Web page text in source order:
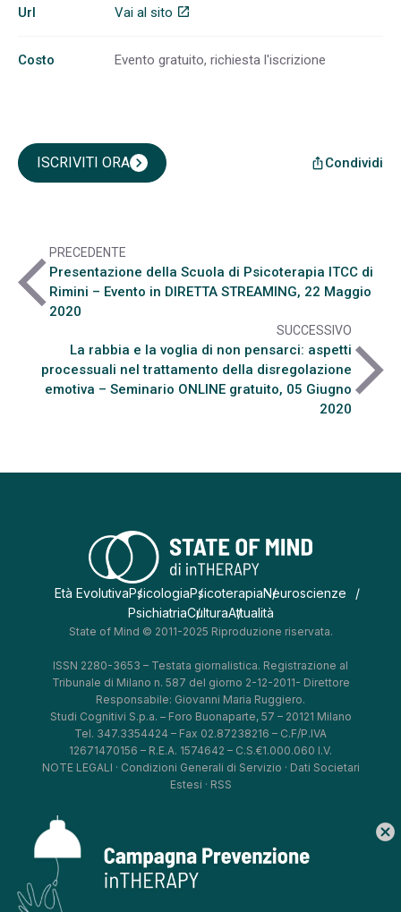
Url Vai al sito open_in_new
Costo Evento gratuito, richiesta l'iscrizione
ISCRIVITI ORAchevron_right ios_shareCondividi
arrow_back_ios
PRECEDENTE
Presentazione della Scuola di Psicoterapia ITCC di
Rimini – Evento in DIRETTA STREAMING, 22 Maggio
2020
SUCCESSIVO
La rabbia e la voglia di non pensarci: aspetti
processuali nel trattamento della disregolazione
emotiva – Seminario ONLINE gratuito, 05 Giugno
2020
arrow_forward_ios
Età EvolutivaPsicologiaPsicoterapiaNeuroscienze
PsichiatriaCulturaAttualità
State of Mind © 2011-2025 Riproduzione riservata.
ISSN 2280-3653 – Testata giornalistica. Registrazione al
Tribunale di Milano n. 587 del giorno 2-12-2011- Direttore
Responsabile: Giovanni Maria Ruggiero.
Studi Cognitivi S.p.a. – Foro Buonaparte, 57 – 20121 Milano
Tel. 347.3354424 – Fax 02.87238216 – C.F/P.IVA
12671470156 – R.E.A. 1574642 – C.S.€1.000.060 I.V.
NOTE LEGALI · Condizioni Generali di Servizio · Dati Societari
Estesi · RSS
Aggiorna le tue preferenze–
** **
cancel